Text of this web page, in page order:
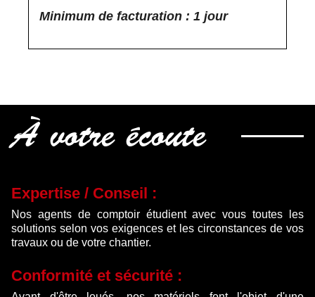
Minimum de facturation : 1 jour
À votre écoute
Expertise / Conseil :
Nos agents de comptoir étudient avec vous toutes les
solutions selon vos exigences et les circonstances de vos
travaux ou de votre chantier.
Conformité et sécurité :